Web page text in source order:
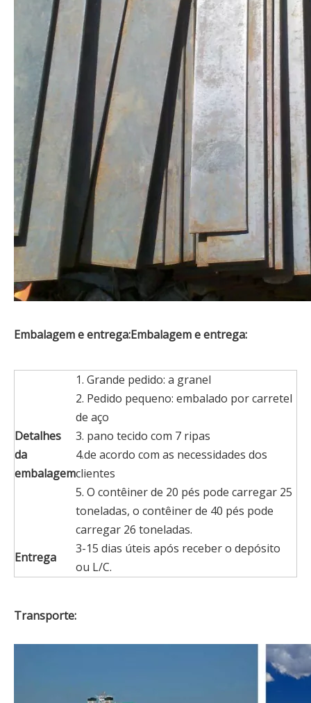
Embalagem e entrega:Embalagem e entrega:
Detalhes
da
embalagem
1. Grande pedido: a granel
2. Pedido pequeno: embalado por carretel
de aço
3. pano tecido com 7 ripas
4.de acordo com as necessidades dos
clientes
5. O contêiner de 20 pés pode carregar 25
toneladas, o contêiner de 40 pés pode
carregar 26 toneladas.
Entrega
3-15 dias úteis após receber o depósito
ou L/C.
Transporte: